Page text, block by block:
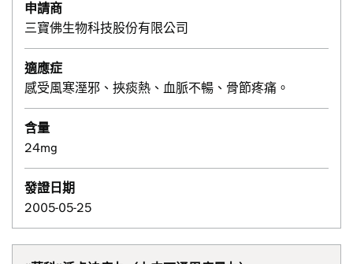
申請商
三寶佛生物科技股份有限公司
適應症
感受風寒溼邪、挾痰熱、血脈不暢、骨節疼痛。
含量
24mg
發證日期
2005-05-25